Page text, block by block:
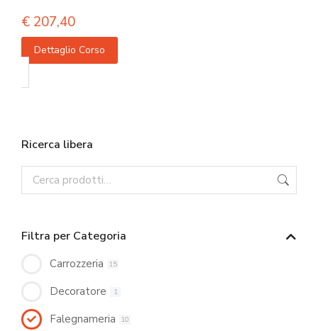
€ 207,40
Dettaglio Corso
Ricerca libera
Filtra per Categoria
Carrozzeria 15
Decoratore 1
Falegnameria 10